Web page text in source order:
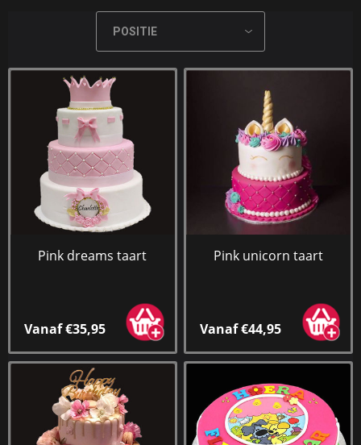
Pink dreams taart
Vanaf €35,95
Pink unicorn taart
Vanaf €44,95